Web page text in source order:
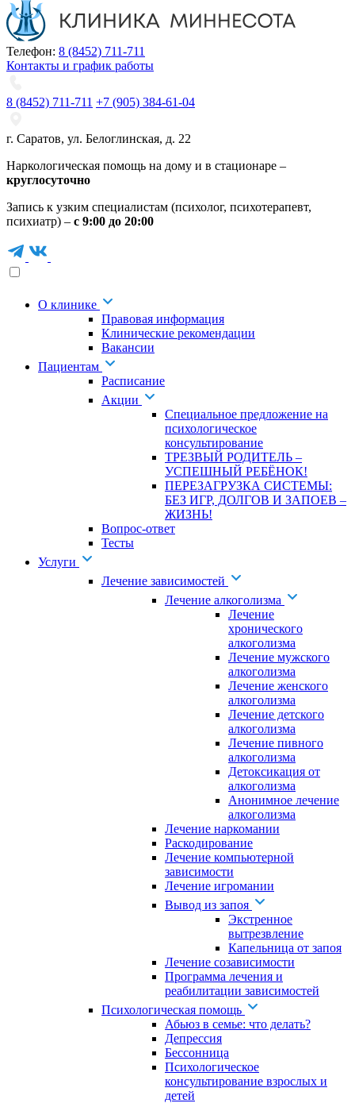
Телефон: 8 (8452) 711-711
Контакты и график работы
8 (8452) 711-711 +7 (905) 384-61-04
г. Саратов, ул. Белоглинская, д. 22
Наркологическая помощь на дому и в стационаре –
круглосуточно
Запись к узким специалистам (психолог, психотерапевт,
психиатр) – с 9:00 до 20:00
О клинике
Правовая информация
Клинические рекомендации
Вакансии
Пациентам
Расписание
Акции
Специальное предложение на
психологическое
консультирование
ТРЕЗВЫЙ РОДИТЕЛЬ –
УСПЕШНЫЙ РЕБЁНОК!
ПЕРЕЗАГРУЗКА СИСТЕМЫ:
БЕЗ ИГР, ДОЛГОВ И ЗАПОЕВ –
ЖИЗНЬ!
Вопрос-ответ
Тесты
Услуги
Лечение зависимостей
Лечение алкоголизма
Лечение
хронического
алкоголизма
Лечение мужского
алкоголизма
Лечение женского
алкоголизма
Лечение детского
алкоголизма
Лечение пивного
алкоголизма
Детоксикация от
алкоголизма
Анонимное лечение
алкоголизма
Лечение наркомании
Раскодирование
Лечение компьютерной
зависимости
Лечение игромании
Вывод из запоя
Экстренное
вытрезвление
Капельница от запоя
Лечение созависимости
Программа лечения и
реабилитации зависимостей
Психологическая помощь
Абьюз в семье: что делать?
Депрессия
Бессонница
Психологическое
консультирование взрослых и
детей